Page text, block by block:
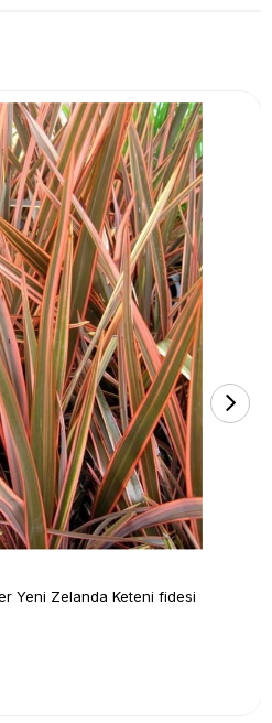
Yeni Zelanda Keteni fidesi